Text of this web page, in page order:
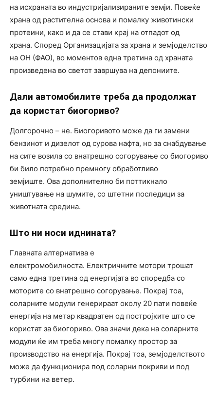
на исхраната во индустријализираните земји. Повеќе
храна од растителна основа и помалку животински
протеини, како и да се стави крај на отпадот од
храна. Според Организацијата за храна и земјоделство
на ОН (ФАО), во моментов една третина од храната
произведена во светот завршува на депониите.
Дали автомобилите треба да продолжат
да користат биогориво?
Долгорочно – не. Биогоривото може да ги замени
бензинот и дизелот од сурова нафта, но за снабдување
на сите возила со внатрешно согорување со биогориво
би било потребно премногу обработливо
земјиште. Ова дополнително би поттикнало
уништување на шумите, со штетни последици за
животната средина.
Што ни носи иднината?
Главната алтернатива е
електромобилноста. Електричните мотори трошат
само една третина од енергијата во споредба со
моторите со внатрешно согорување. Покрај тоа,
соларните модули генерираат околу 20 пати повеќе
енергија на метар квадратен од постројките што се
користат за биогориво. Ова значи дека на соларните
модули ќе им треба многу помалку простор за
производство на енергија. Покрај тоа, земјоделството
може да функционира под соларни покриви и под
турбини на ветер.